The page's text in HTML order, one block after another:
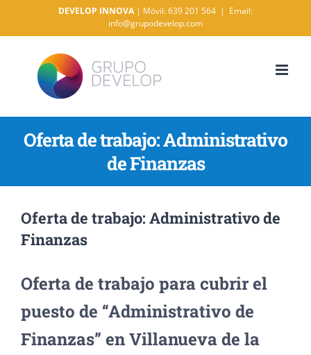
al
contenido
DEVELOP INNOVA| Móvil: 639 201 564 | Email:
info@grupodevelop.com
Oferta de trabajo: Administrativo
de Finanzas
Oferta de trabajo: Administrativo de
Finanzas
Oferta de trabajo para cubrir el
puesto de “Administrativo de
Finanzas” en Villanueva de la